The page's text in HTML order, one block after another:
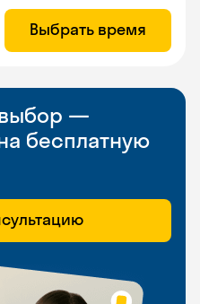
Выбрать время
—
бесплатную